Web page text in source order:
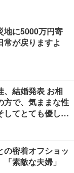
地に5000万円寄
常が戻りますよ
、結婚発表 お相
方で、気ままな性
してとても優し
の密着オフショッ
素敵な夫婦」